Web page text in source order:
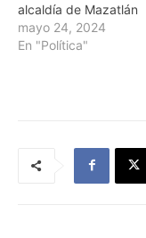
alcaldía de Mazatlán
mayo 24, 2024
En "Política"